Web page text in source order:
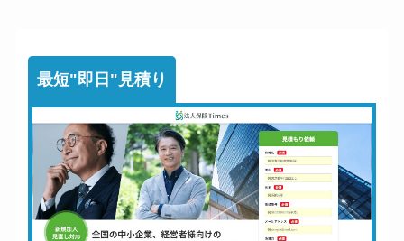
最短"即日"見積り